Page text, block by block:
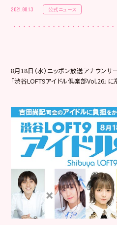
2021.08.13 公式ニュース
8月18日（水） ニッポン放送アナウンサ
「渋谷LOFT9アイドル倶楽部Vol.26」 に